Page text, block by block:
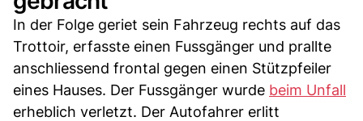
In der Folge geriet sein Fahrzeug rechts auf das
Trottoir, erfasste einen Fussgänger und prallte
anschliessend frontal gegen einen Stützpfeiler
eines Hauses. Der Fussgänger wurde beim Unfall
erheblich verletzt. Der Autofahrer erlitt